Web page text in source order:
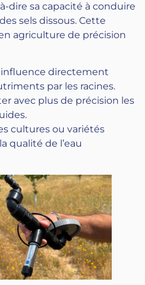
à-dire sa capacité à conduire
sels dissous. Cette
agriculture de précision
influence directement
par les racines.
avec plus de précision les
cultures ou variétés
qualité de l’eau